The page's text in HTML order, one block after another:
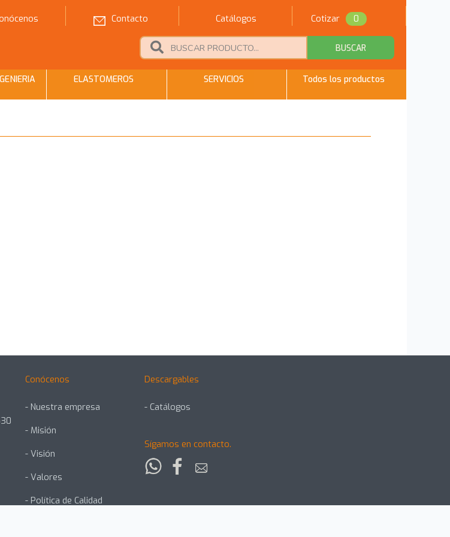
Cotizar 0
Catálogos
Contacto
BUSCAR
ELASTOMEROS SERVICIOS Todos los productos
Conócenos
- Nuestra empresa
- Misión
- Visión
- Valores
- Política de Calidad
Descargables
- Catálogos
Sígamos en contacto.